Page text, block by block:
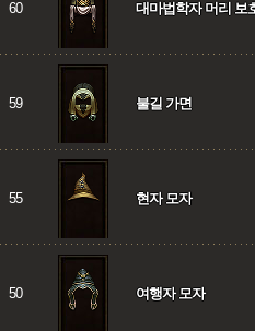
60 대마법학자 머리 보
59 불길 가면
55 현자 모자
50 여행자 모자